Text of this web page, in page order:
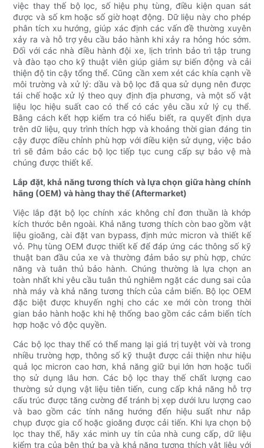
việc thay thế bộ lọc, số hiệu phụ tùng, điều kiện quan sát
được và số km hoặc số giờ hoạt động. Dữ liệu này cho phép
phân tích xu hướng, giúp xác định các vấn đề thường xuyên
xảy ra và hỗ trợ yêu cầu bảo hành khi xảy ra hỏng hóc sớm.
Đối với các nhà điều hành đội xe, lịch trình bảo trì tập trung
và đào tạo cho kỹ thuật viên giúp giảm sự biến động và cải
thiện độ tin cậy tổng thể. Cũng cần xem xét các khía cạnh về
môi trường và xử lý: dầu và bộ lọc đã qua sử dụng nên được
tái chế hoặc xử lý theo quy định địa phương, và một số vật
liệu lọc hiệu suất cao có thể có các yêu cầu xử lý cụ thể.
Bằng cách kết hợp kiểm tra có hiểu biết, ra quyết định dựa
trên dữ liệu, quy trình thích hợp và khoảng thời gian đáng tin
cậy được điều chỉnh phù hợp với điều kiện sử dụng, việc bảo
trì sẽ đảm bảo các bộ lọc tiếp tục cung cấp sự bảo vệ mà
chúng được thiết kế.
Lắp đặt, khả năng tương thích và lựa chọn giữa hàng chính
hãng (OEM) và hàng thay thế (Aftermarket)
Việc lắp đặt bộ lọc chính xác không chỉ đơn thuần là khớp
kích thước bên ngoài. Khả năng tương thích còn bao gồm vật
liệu gioăng, cài đặt van bypass, định mức micron và thiết kế
vỏ. Phụ tùng OEM được thiết kế để đáp ứng các thông số kỹ
thuật ban đầu của xe và thường đảm bảo sự phù hợp, chức
năng và tuân thủ bảo hành. Chúng thường là lựa chọn an
toàn nhất khi yêu cầu tuân thủ nghiêm ngặt các dung sai của
nhà máy và khả năng tương thích của cảm biến. Bộ lọc OEM
đặc biệt được khuyến nghị cho các xe mới còn trong thời
gian bảo hành hoặc khi hệ thống bao gồm các cảm biến tích
hợp hoặc vỏ độc quyền.
Các bộ lọc thay thế có thể mang lại giá trị tuyệt vời và trong
nhiều trường hợp, thông số kỹ thuật được cải thiện như hiệu
quả lọc micron cao hơn, khả năng giữ bụi lớn hơn hoặc tuổi
thọ sử dụng lâu hơn. Các bộ lọc thay thế chất lượng cao
thường sử dụng vật liệu tiên tiến, cung cấp khả năng hỗ trợ
cấu trúc được tăng cường để tránh bị xẹp dưới lưu lượng cao
và bao gồm các tính năng hướng đến hiệu suất như nắp
chụp được gia cố hoặc gioăng được cải tiến. Khi lựa chọn bộ
lọc thay thế, hãy xác minh uy tín của nhà cung cấp, dữ liệu
kiểm tra của bên thứ ba và khả năng tương thích vật liệu với